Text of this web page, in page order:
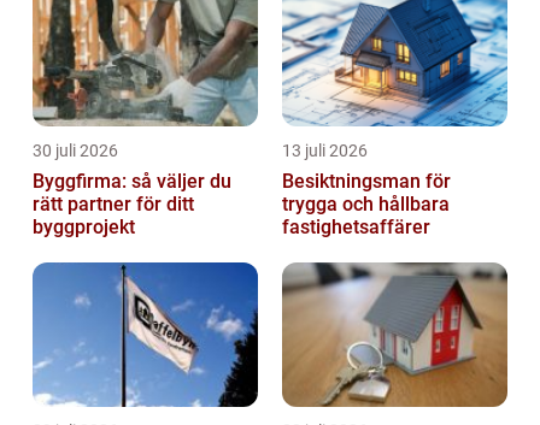
30 juli 2026
Byggfirma: så väljer du
rätt partner för ditt
byggprojekt
13 juli 2026
Besiktningsman för
trygga och hållbara
fastighetsaffärer